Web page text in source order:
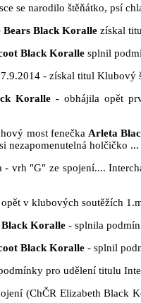
se narodilo štěňátko, psí
Bears Black Koralle získal
Black Koralle splnil
- získal titul Klubový
Koralle - obhájila opět
most fenečka Arleta
nezapomenutelná holčičko ...
- vrh "G" ze spojení....
v klubových soutěžích
Black Koralle - splnila
Black Koralle - splnil
pro udělení titulu
(ChČR Elizabeth Black